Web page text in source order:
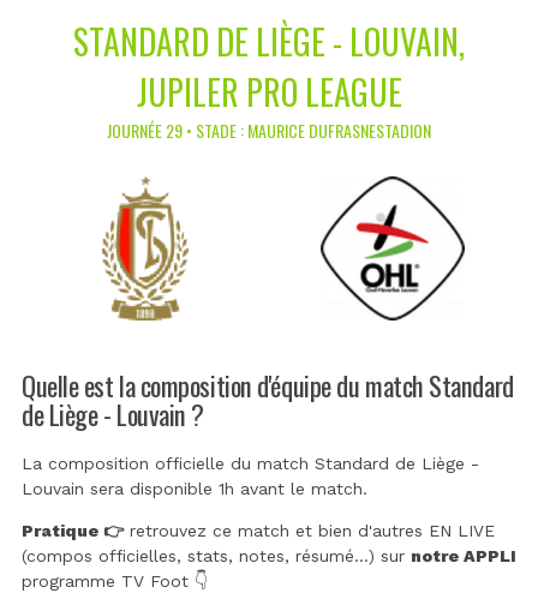
STANDARD DE LIÈGE - LOUVAIN,
JUPILER PRO LEAGUE
JOURNÉE 29 • STADE : MAURICE DUFRASNESTADION
Quelle est la composition d'équipe du match Standard
de Liège - Louvain ?
La composition officielle du match Standard de Liège -
Louvain sera disponible 1h avant le match.
Pratique 👉retrouvez ce match et bien d'autres EN LIVE
(compos officielles, stats, notes, résumé...) sur notre APPLI
programme TV Foot 👇